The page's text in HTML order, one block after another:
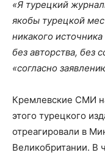
«Я турецкий
якобы турецкой
никакого
без авторства, без
«согласно
Кремлевские СМИ
этого турецкого
отреагировали в
Великобритании. В